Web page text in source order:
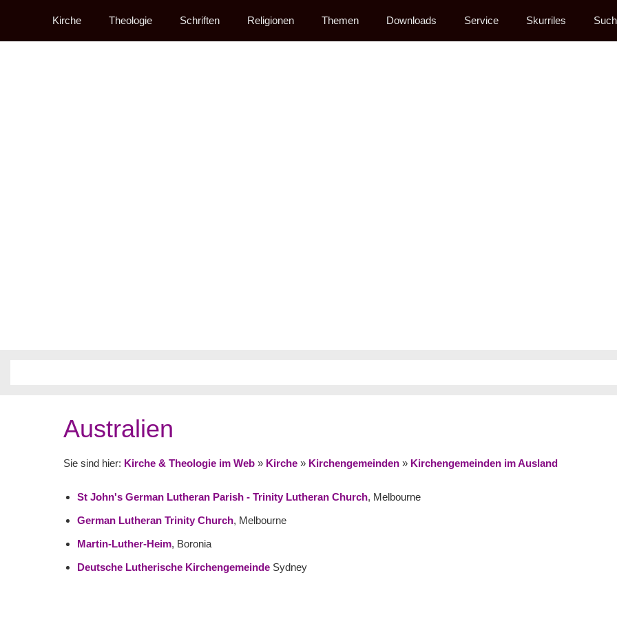
Kirche Theologie Schriften Religionen Themen Downloads Service Skurriles
Australien
Sie sind hier: Kirche & Theologie im Web » Kirche » Kirchengemeinden » Kirchengemeinden im Ausland
St John's German Lutheran Parish - Trinity Lutheran Church, Melbourne
German Lutheran Trinity Church, Melbourne
Martin-Luther-Heim, Boronia
Deutsche Lutherische Kirchengemeinde Sydney